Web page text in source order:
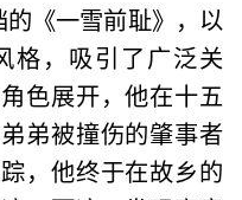
《一雪前耻》，以
格，吸引了广泛关
色展开，他在十五
弟被撞伤的肇事者
，他终于在故乡的